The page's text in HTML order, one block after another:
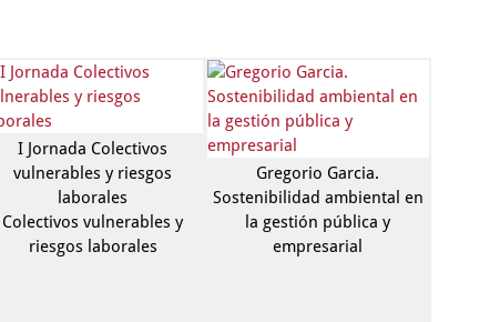
I Jornada Colectivos
vulnerables y riesgos
laborales
Colectivos vulnerables y
riesgos laborales
Gregorio Garcia.
Sostenibilidad ambiental en
la gestión pública y
empresarial